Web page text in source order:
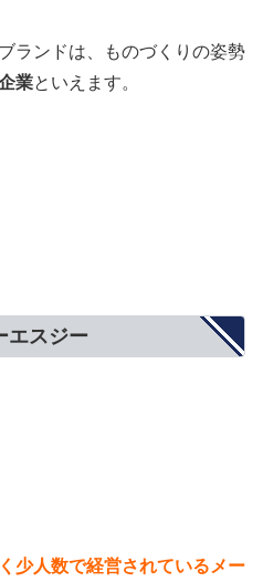
ランドは、ものづくりの姿勢
業といえます。
エスジー
少人数で経営されているメー